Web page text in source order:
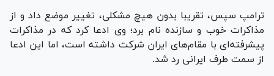
ترامپ سپس، تقریبا بدون هیچ مشکلی، تغییر موضع داد و از
مذاکرات خوب و سازنده نام برد؛ وی ادعا کرد که در مذاکرات
پیشرفته‌ای با مقام‌های ایران شرکت داشته است، اما این ادعا
از سمت طرف ایرانی رد شد.